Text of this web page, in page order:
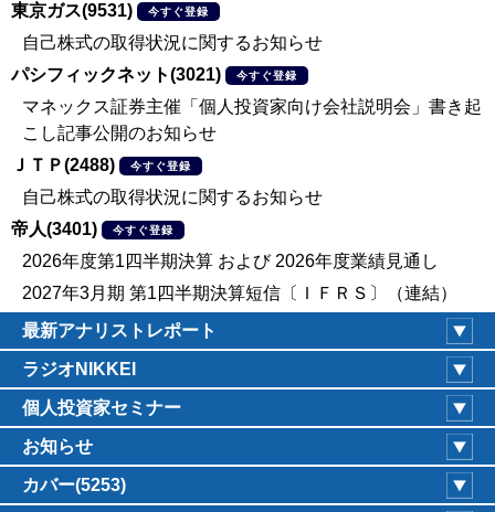
東京ガス(9531)
今すぐ登録
自己株式の取得状況に関するお知らせ
パシフィックネット(3021)
今すぐ登録
マネックス証券主催「個人投資家向け会社説明会」書き起
こし記事公開のお知らせ
ＪＴＰ(2488)
今すぐ登録
自己株式の取得状況に関するお知らせ
帝人(3401)
今すぐ登録
2026年度第1四半期決算 および 2026年度業績見通し
2027年3月期 第1四半期決算短信〔ＩＦＲＳ〕（連結）
最新アナリストレポート
ラジオNIKKEI
個人投資家セミナー
お知らせ
カバー(5253)